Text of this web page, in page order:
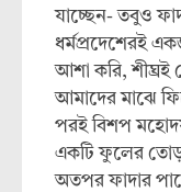
যাচ্ছেন- তবুও
ধর্মপ্রদেশেরই
আশা করি, শীঘ্রই
আমাদের মাঝে
পরই বিশপ মহোদয়
একটি ফুলের
অতপর ফাদার